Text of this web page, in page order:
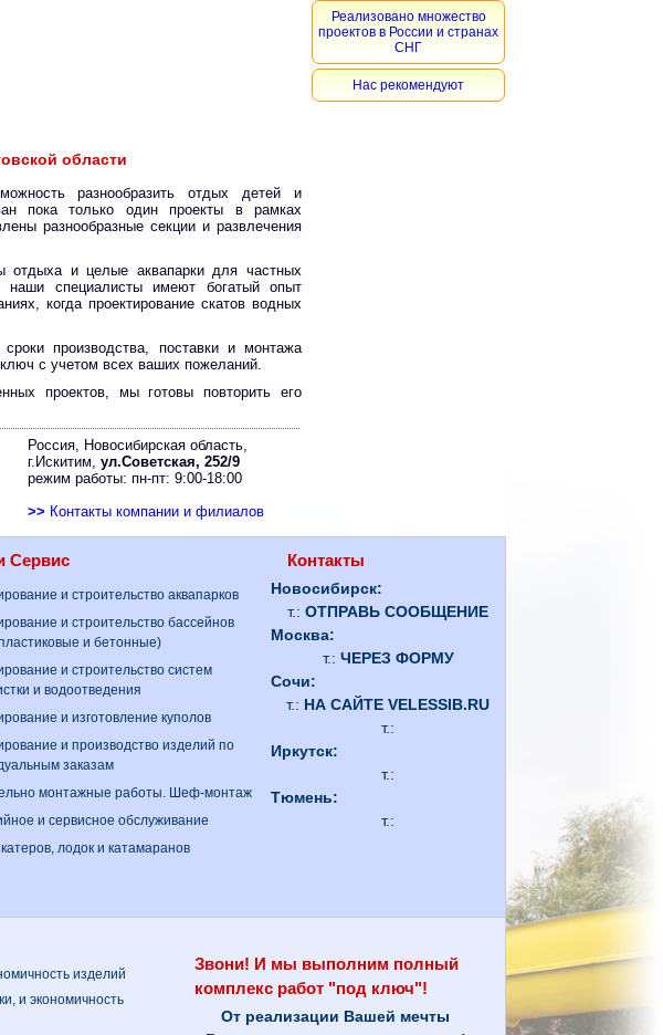
области
разнообразить отдых детей и
пока только один проекты в рамках
разнообразные секции и развлечения
отдыха и целые аквапарки для частных
специалисты имеют богатый опыт
когда проектирование скатов водных
производства, поставки и монтажа
с учетом всех ваших пожеланий.
проектов, мы готовы повторить его
Россия, Новосибирская область,
г.Искитим,ул.Советская, 252/9
режим работы: пн-пт: 9:00-18:00
>> Контакты компании и филиалов
Реализовано множество
проектов в России и странах
СНГ
Нас рекомендуют
Сервис
и строительство аквапарков
и строительство бассейнов
и бетонные)
и строительство систем
и водоотведения
и изготовление куполов
и производство изделий по
заказам
монтажные работы. Шеф-монтаж
и сервисное обслуживание
лодок и катамаранов
Контакты
Новосибирск:
т.:ОТПРАВЬ СООБЩЕНИЕ
Москва:
т.: ЧЕРЕЗ ФОРМУ
Сочи:
т.: НА САЙТЕ VELESSIB.RU
т.:
Иркутск:
т.:
Тюмень:
т.:
изделий
и экономичность
Звони! И мы выполним полный
комплекс работ "под ключ"!
От реализации Вашей мечты